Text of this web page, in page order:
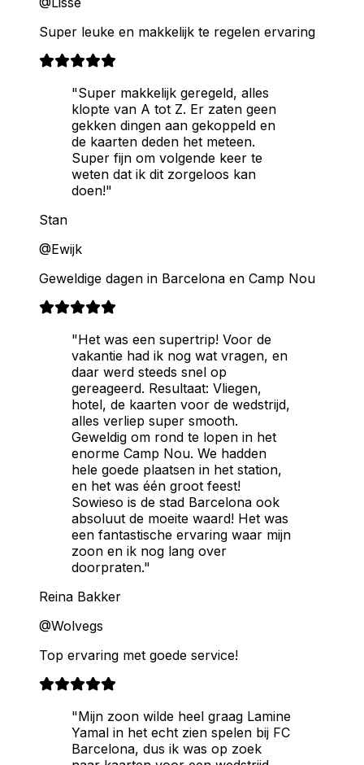
Super leuke en makkelijk te regelen ervaring
"Super makkelijk geregeld, alles
klopte van A tot Z. Er zaten geen
gekken dingen aan gekoppeld en
de kaarten deden het meteen.
Super fijn om volgende keer te
weten dat ik dit zorgeloos kan
doen!"
Stan
@Ewijk
Geweldige dagen in Barcelona en Camp Nou
"Het was een supertrip! Voor de
vakantie had ik nog wat vragen, en
daar werd steeds snel op
gereageerd. Resultaat: Vliegen,
hotel, de kaarten voor de wedstrijd,
alles verliep super smooth.
Geweldig om rond te lopen in het
enorme Camp Nou. We hadden
hele goede plaatsen in het station,
en het was één groot feest!
Sowieso is de stad Barcelona ook
absoluut de moeite waard! Het was
een fantastische ervaring waar mijn
zoon en ik nog lang over
doorpraten."
Reina Bakker
@Wolvegs
Top ervaring met goede service!
"Mijn zoon wilde heel graag Lamine
Yamal in het echt zien spelen bij FC
Barcelona, dus ik was op zoek